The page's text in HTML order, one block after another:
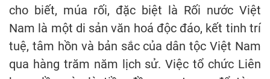
cho biết, múa rối, đặc biệt là Rối nước Việt
Nam là một di sản văn hoá độc đáo, kết tinh trí
tuệ, tâm hồn và bản sắc của dân tộc Việt Nam
qua hàng trăm năm lịch sử. Việc tổ chức Liên